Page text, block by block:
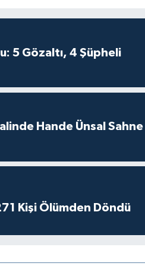
5 Gözaltı, 4 Şüpheli
Hande Ünsal Sahne
Kişi Ölümden Döndü